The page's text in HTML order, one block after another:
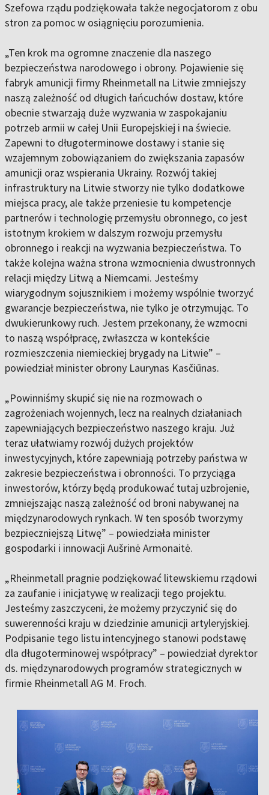
Szefowa rządu podziękowała także negocjatorom z obu
stron za pomoc w osiągnięciu porozumienia.
„Ten krok ma ogromne znaczenie dla naszego
bezpieczeństwa narodowego i obrony. Pojawienie się
fabryk amunicji firmy Rheinmetall na Litwie zmniejszy
naszą zależność od długich łańcuchów dostaw, które
obecnie stwarzają duże wyzwania w zaspokajaniu
potrzeb armii w całej Unii Europejskiej i na świecie.
Zapewni to długoterminowe dostawy i stanie się
wzajemnym zobowiązaniem do zwiększania zapasów
amunicji oraz wspierania Ukrainy. Rozwój takiej
infrastruktury na Litwie stworzy nie tylko dodatkowe
miejsca pracy, ale także przeniesie tu kompetencje
partnerów i technologię przemysłu obronnego, co jest
istotnym krokiem w dalszym rozwoju przemysłu
obronnego i reakcji na wyzwania bezpieczeństwa. To
także kolejna ważna strona wzmocnienia dwustronnych
relacji między Litwą a Niemcami. Jesteśmy
wiarygodnym sojusznikiem i możemy wspólnie tworzyć
gwarancje bezpieczeństwa, nie tylko je otrzymując. To
dwukierunkowy ruch. Jestem przekonany, że wzmocni
to naszą współpracę, zwłaszcza w kontekście
rozmieszczenia niemieckiej brygady na Litwie” –
powiedział minister obrony Laurynas Kasčiūnas.
„Powinniśmy skupić się nie na rozmowach o
zagrożeniach wojennych, lecz na realnych działaniach
zapewniających bezpieczeństwo naszego kraju. Już
teraz ułatwiamy rozwój dużych projektów
inwestycyjnych, które zapewniają potrzeby państwa w
zakresie bezpieczeństwa i obronności. To przyciąga
inwestorów, którzy będą produkować tutaj uzbrojenie,
zmniejszając naszą zależność od broni nabywanej na
międzynarodowych rynkach. W ten sposób tworzymy
bezpieczniejszą Litwę” – powiedziała minister
gospodarki i innowacji Aušrinė Armonaitė.
„Rheinmetall pragnie podziękować litewskiemu rządowi
za zaufanie i inicjatywę w realizacji tego projektu.
Jesteśmy zaszczyceni, że możemy przyczynić się do
suwerenności kraju w dziedzinie amunicji artyleryjskiej.
Podpisanie tego listu intencyjnego stanowi podstawę
dla długoterminowej współpracy” – powiedział dyrektor
ds. międzynarodowych programów strategicznych w
firmie Rheinmetall AG M. Froch.